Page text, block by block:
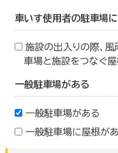
車いす使用者の駐車場
施設の出入りの際、
車場と施設をつなぐ
一般駐車場がある
一般駐車場がある
一般駐車場に屋根が